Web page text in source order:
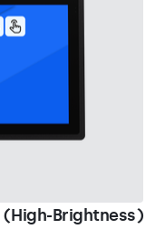
(High-Brightness)